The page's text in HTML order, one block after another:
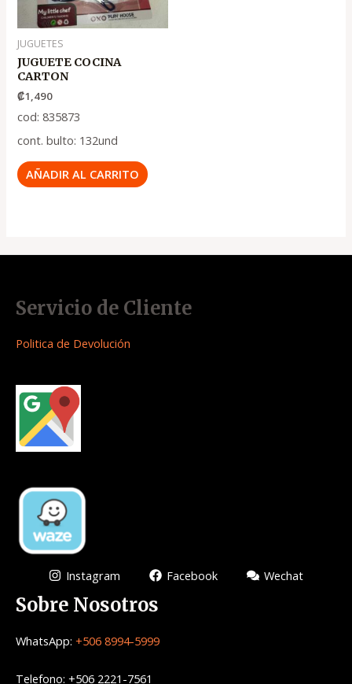
JUGUETES
JUGUETE COCINA
CARTON
₡1,490
cod: 835873
cont. bulto: 132und
AÑADIR AL CARRITO
Servicio de Cliente
Politica de Devolución
Instagram Facebook Wechat
Sobre Nosotros
WhatsApp: +506 8994-5999
Telefono: +506 2221-7561